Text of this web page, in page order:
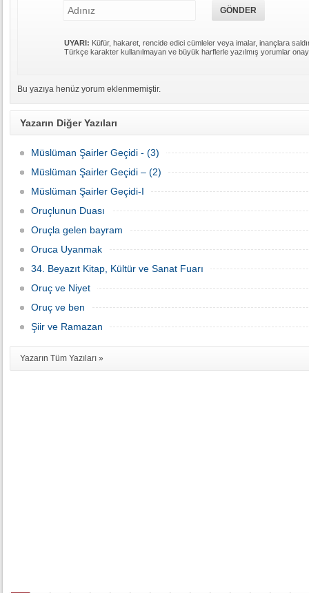
UYARI: Küfür, hakaret, rencide edici cümleler veya imalar, inançlara
Türkçe karakter kullanılmayan ve büyük harflerle yazılmış yorumlar
Bu yazıya henüz yorum eklenmemiştir.
Yazarın Diğer Yazıları
Müslüman Şairler Geçidi - (3)
Müslüman Şairler Geçidi – (2)
Müslüman Şairler Geçidi-I
Oruçlunun Duası
Oruçla gelen bayram
Oruca Uyanmak
34. Beyazıt Kitap, Kültür ve Sanat Fuarı
Oruç ve Niyet
Oruç ve ben
Şiir ve Ramazan
Yazarın Tüm Yazıları »